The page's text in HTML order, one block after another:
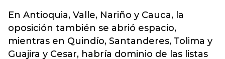
En Antioquia, Valle, Nariño y Cauca, la
oposición también se abrió espacio,
mientras en Quindío, Santanderes, Tolima y
Guajira y Cesar, habría dominio de las listas